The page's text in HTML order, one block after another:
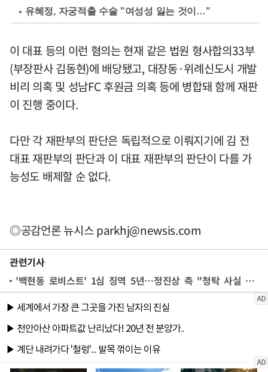
유혜정, 자궁적출 수술 "여성성 잃는 것이…"
이 대표 등의 이런 혐의는 현재 같은 법원 형사합의33부
(부장판사 김동현)에 배당됐고, 대장동·위례신도시 개발
비리 의혹 및 성남FC 후원금 의혹 등에 병합돼 함께 재판
이 진행 중이다.
다만 각 재판부의 판단은 독립적으로 이뤄지기에 김 전
대표 재판부의 판단과 이 대표 재판부의 판단이 다를 가
능성도 배제할 순 없다.
◎공감언론 뉴시스parkhj@newsis.com
관련기사
'백현동 로비스트' 1심 징역 5년…정진상 측 "청탁 사실 없다"(종합2보)